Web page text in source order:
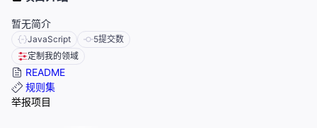
暂无简介
JavaScript 5提交数
定制我的领域
README
规则集
举报项目